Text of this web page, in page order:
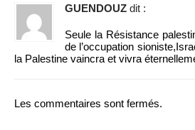
GUENDOUZ dit :
Seule la Résistance
de l’occupation
la Palestine vaincra et vivra
Les commentaires sont fermés.